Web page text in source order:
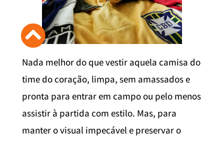
Nada melhor do que vestir aquela camisa do
time do coração, limpa, sem amassados e
pronta para entrar em campo ou pelo menos
assistir à partida com estilo. Mas, para
manter o visual impecável e preservar o